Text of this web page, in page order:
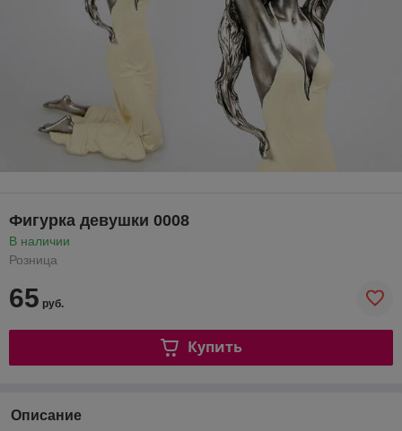
Фигурка девушки 0008
В наличии
Розница
65 руб.
Купить
Описание